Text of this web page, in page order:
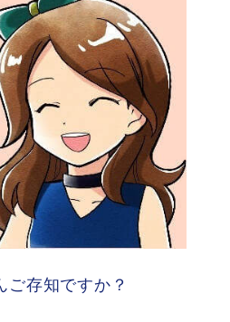
ご存知ですか？